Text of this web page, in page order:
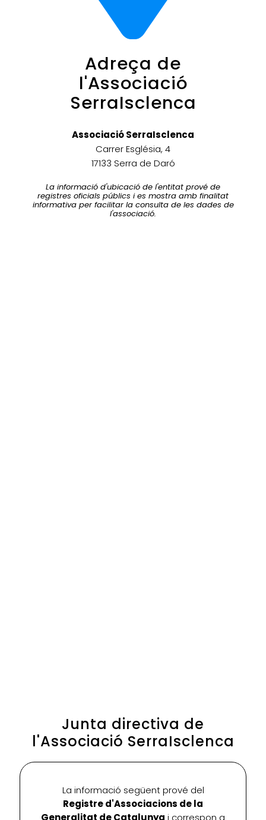
Adreça de
l'Associació
SerraIsclenca
Associació SerraIsclenca
Carrer Església, 4
17133 Serra de Daró
La informació d'ubicació de l'entitat prové de
registres oficials públics i es mostra amb finalitat
informativa per facilitar la consulta de les dades de
l'associació.
Junta directiva de
l'Associació SerraIsclenca
La informació següent prové del
Registre d'Associacions de la
Generalitat de Catalunya i correspon a